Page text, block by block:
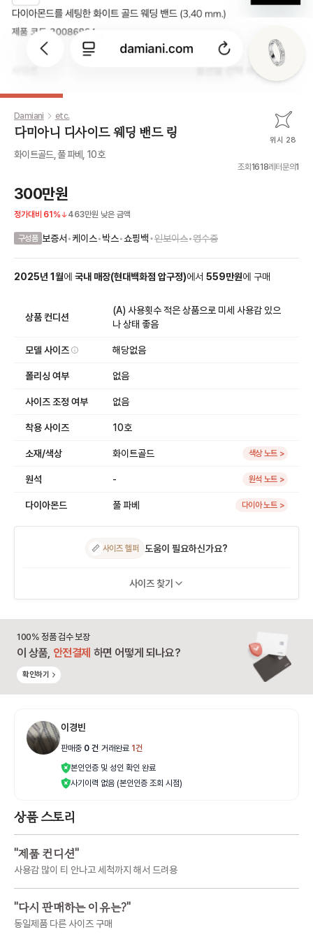
Damiani etc.
다미아니 디사이드 웨딩 밴드 링 위시 28
화이트골드, 풀 파베, 10호
조회 1618레터문의1
300만원
정가대비 61 % 463만원 낮은 금액
구성품 보증서 •케이스•박스•쇼핑백•인보이스•영수증
2025년 1 월에 국내 매장(현대백화점 압구정)에서 559만원에 구매
상품 컨디션
(A) 사용횟수 적은 상품으로 미세 사용감 있으
나 상태 좋음
모델 사이즈 해당없음
폴리싱 여부 없음
사이즈 조정 여부 없음
착용 사이즈 10호
소재/색상 화이트골드 색상 노트 >
원석 - 원석 노트 >
다이아몬드 풀 파베 다이아 노트 >
📏 사이즈 헬퍼 도움이 필요하신가요?
사이즈 찾기
100% 정품 검수 보장
이 상품, 안전결제 하면 어떻게 되나요?
확인하기
이경빈
판매중 0 건 거래완료 1 건
본인인증 및 성인 확인 완료
사기이력 없음 (본인인증 조회 시점)
상품 스토리
"제품 컨디션"
사용감 많이 티 안나고 세척까지 해서 드려용
"다시 판매하는 이유는?"
동일제품 다른 사이즈 구매